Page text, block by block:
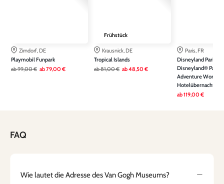
Zirndorf, DE
Playmobil Funpark
ab99,00 € ab79,00 €
Frühstück
Krausnick, DE
Tropical Islands
ab81,00 € ab48,50 €
Paris, FR
Disneyland Paris:
Disneyland® Park
Adventure World
Hotelübernachtung
ab119,00 €
FAQ
Wie lautet die Adresse des Van Gogh Museums?